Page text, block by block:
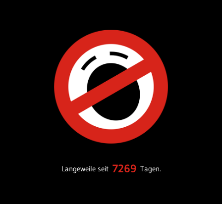
Langeweile seit 7269 Tagen.